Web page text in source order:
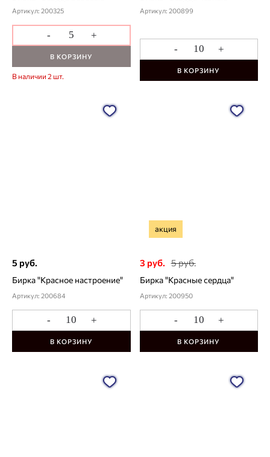
Артикул: 200325
- +
В КОРЗИНУ
В наличии 2 шт.
Артикул: 200899
- +
В КОРЗИНУ
5 руб.
Бирка "Красное настроение"
Артикул: 200684
- +
В КОРЗИНУ
акция
3 руб. 5 руб.
Бирка "Красные сердца"
Артикул: 200950
- +
В КОРЗИНУ